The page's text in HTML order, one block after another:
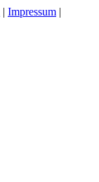
| Impressum |